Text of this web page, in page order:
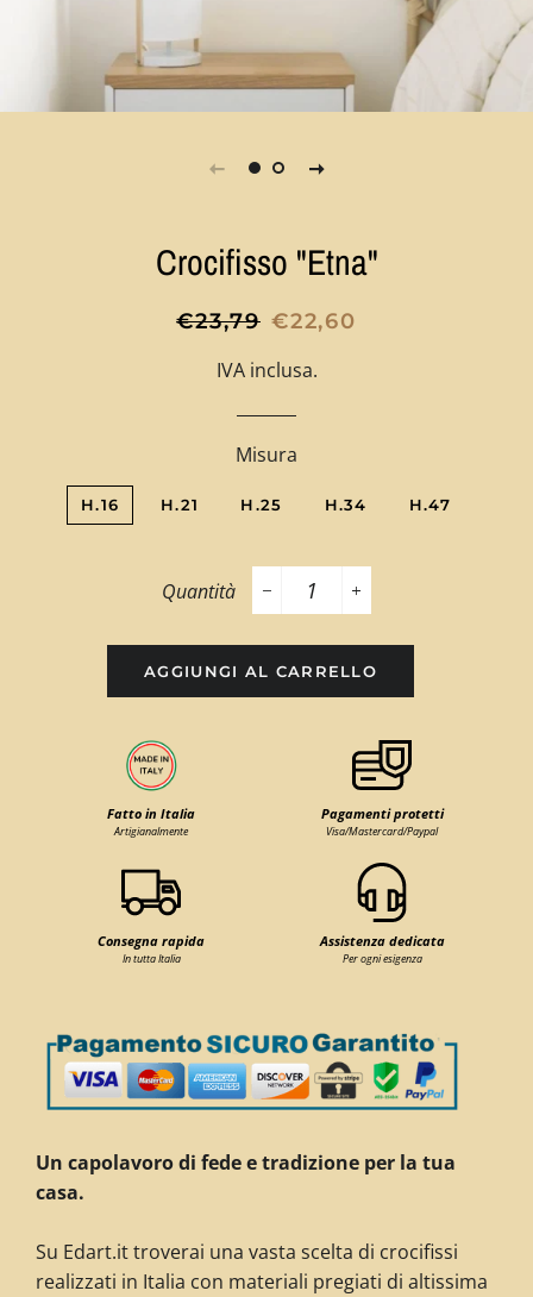
Crocifisso "Etna"
Prezzo
listino
€23,79 Prezzo
€22,60
IVA inclusa.
Misura
H.16 H.21 H.25 H.34 H.47
Quantità
−
+
AGGIUNGI AL CARRELLO
Fatto in Italia
Artigianalmente
Pagamenti protetti
Visa/Mastercard/Paypal
Consegna rapida
In tutta Italia
Assistenza dedicata
Per ogni esigenza
Un capolavoro di fede e tradizione per la tua
casa.
Su Edart.it troverai una vasta scelta di crocifissi
realizzati in Italia con materiali pregiati di altissima